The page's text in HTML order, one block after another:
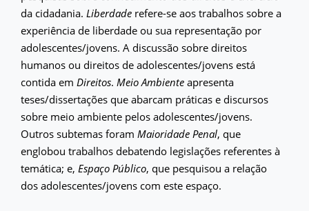
da cidadania. Liberdade refere-se aos trabalhos sobre a
experiência de liberdade ou sua representação por
adolescentes/jovens. A discussão sobre direitos
humanos ou direitos de adolescentes/jovens está
contida em Direitos. Meio Ambiente apresenta
teses/dissertações que abarcam práticas e discursos
sobre meio ambiente pelos adolescentes/jovens.
Outros subtemas foram Maioridade Penal, que
englobou trabalhos debatendo legislações referentes à
temática; e, Espaço Público, que pesquisou a relação
dos adolescentes/jovens com este espaço.